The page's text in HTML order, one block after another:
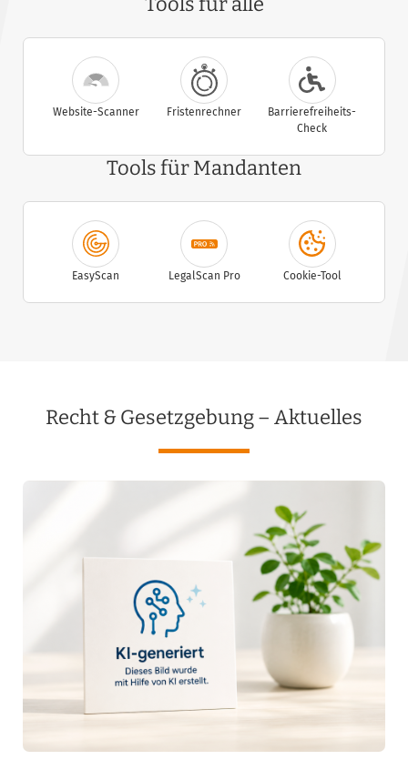
Website-Scanner Fristenrechner
Barrierefreiheits-
Check
Tools für Mandanten
EasyScan LegalScan Pro Cookie-Tool
Recht & Gesetzgebung – Aktuelles